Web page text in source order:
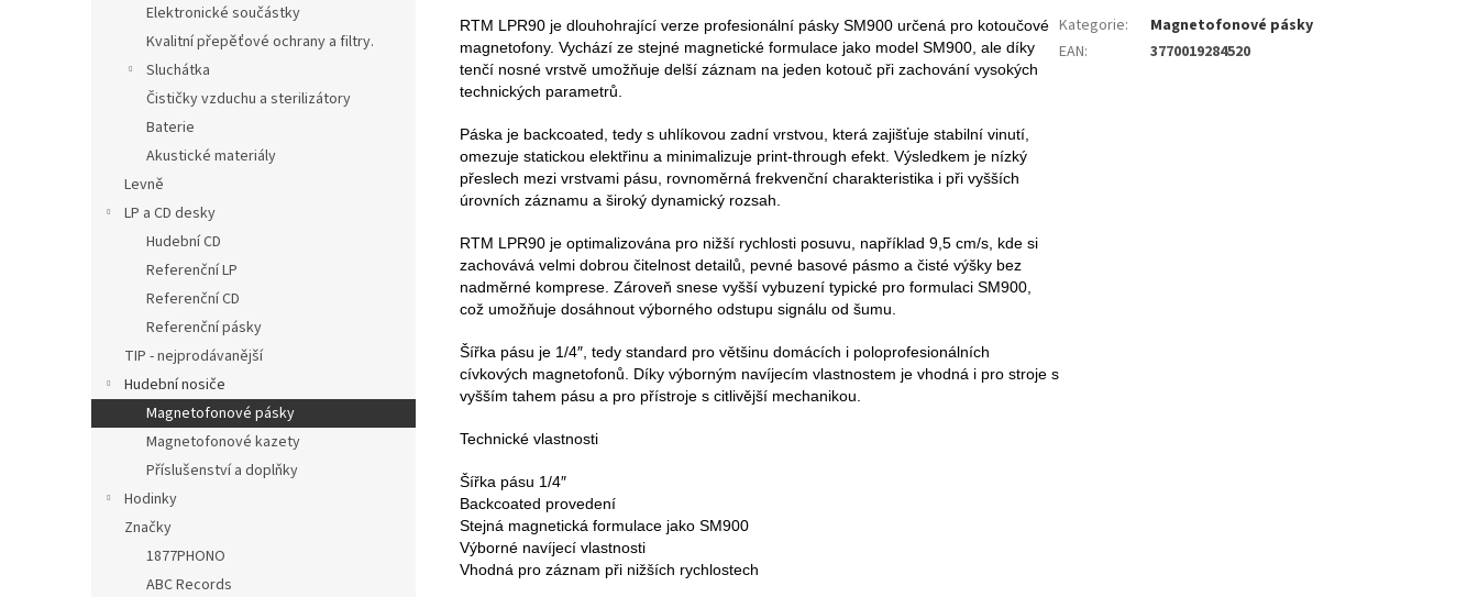
Elektronické součástky
Kvalitní přepěťové ochrany a filtry.
Sluchátka
Čističky vzduchu a sterilizátory
Baterie
Akustické materiály
Levně
LP a CD desky
Hudební CD
Referenční LP
Referenční CD
Referenční pásky
TIP - nejprodávanější
Hudební nosiče
Magnetofonové pásky
Magnetofonové kazety
Příslušenství a doplňky
Hodinky
Značky
1877PHONO
ABC Records
RTM LPR90 je dlouhohrající verze profesionální pásky SM900 určená pro kotoučové
magnetofony. Vychází ze stejné magnetické formulace jako model SM900, ale díky
tenčí nosné vrstvě umožňuje delší záznam na jeden kotouč při zachování vysokých
technických parametrů.
Páska je backcoated, tedy s uhlíkovou zadní vrstvou, která zajišťuje stabilní vinutí,
omezuje statickou elektřinu a minimalizuje print-through efekt. Výsledkem je nízký
přeslech mezi vrstvami pásu, rovnoměrná frekvenční charakteristika i při vyšších
úrovních záznamu a široký dynamický rozsah.
RTM LPR90 je optimalizována pro nižší rychlosti posuvu, například 9,5 cm/s, kde si
zachovává velmi dobrou čitelnost detailů, pevné basové pásmo a čisté výšky bez
nadměrné komprese. Zároveň snese vyšší vybuzení typické pro formulaci SM900,
což umožňuje dosáhnout výborného odstupu signálu od šumu.
Šířka pásu je 1/4″, tedy standard pro většinu domácích i poloprofesionálních
cívkových magnetofonů. Díky výborným navíjecím vlastnostem je vhodná i pro stroje s
vyšším tahem pásu a pro přístroje s citlivější mechanikou.
Technické vlastnosti
Šířka pásu 1/4″
Backcoated provedení
Stejná magnetická formulace jako SM900
Výborné navíjecí vlastnosti
Vhodná pro záznam při nižších rychlostech
Kategorie:
Magnetofonové pásky
EAN: 3770019284520